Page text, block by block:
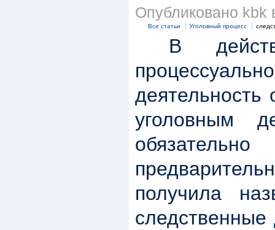
Опубликовано kbk
Все статьи Уголовный процесс
В
деятельность
уголовным
получила